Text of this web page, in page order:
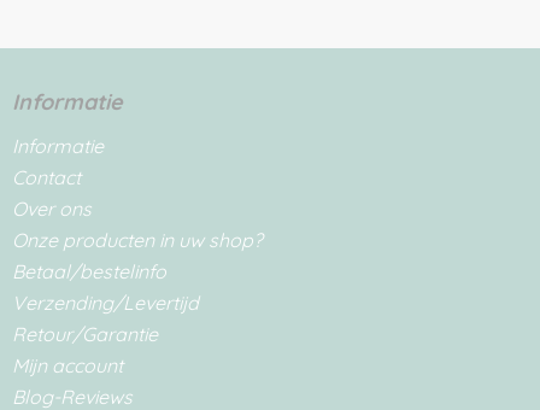
Informatie
Informatie
Contact
Over ons
Onze producten in uw shop?
Betaal/bestelinfo
Verzending/Levertijd
Retour/Garantie
Mijn account
Blog-Reviews